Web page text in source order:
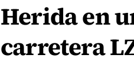
Herida en
carretera